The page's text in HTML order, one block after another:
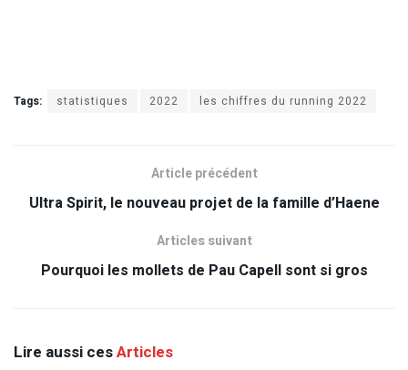
Tags: statistiques 2022 les chiffres du running 2022
Article précédent
Ultra Spirit, le nouveau projet de la famille d’Haene
Articles suivant
Pourquoi les mollets de Pau Capell sont si gros
Lire aussi cesArticles